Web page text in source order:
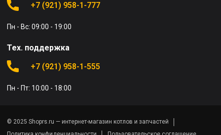
+7 (921) 958-1-777
Пн - Вс: 09:00 - 19:00
Тех. поддержка
+7 (921) 958-1-555
Пн - Пт: 10:00 - 18:00
© 2025 Shoprs.ru — интернет-магазин котлов и запчастей